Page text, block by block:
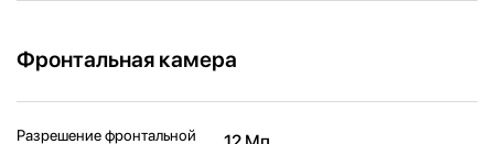
Фронтальная камера
Разрешение фронтальной